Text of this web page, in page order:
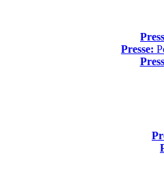
Presse: